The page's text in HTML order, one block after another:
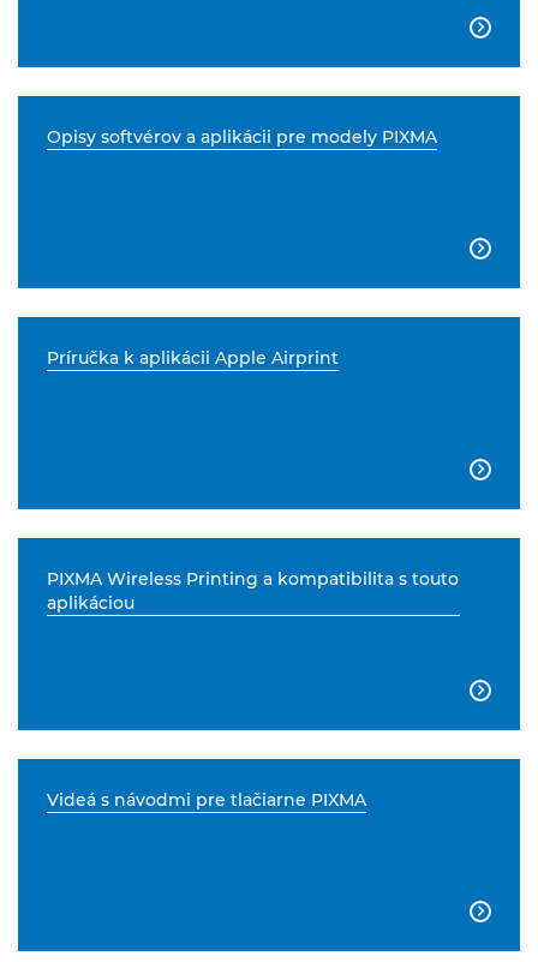

Opisy softvérov a aplikácii pre modely PIXMA

Príručka k aplikácii Apple Airprint

PIXMA Wireless Printing a kompatibilita s touto
aplikáciou

Videá s návodmi pre tlačiarne PIXMA
